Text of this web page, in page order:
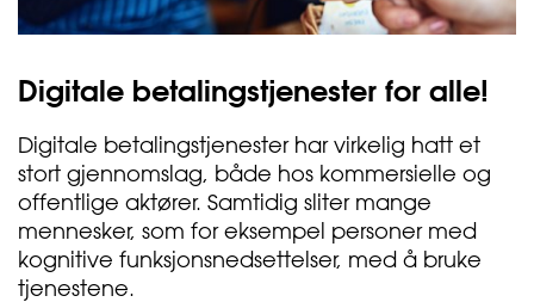
e
Digitale betalingstjenester for alle!
Digitale betalingstjenester har virkelig hatt et
stort gjennomslag, både hos kommersielle og
offentlige aktører. Samtidig sliter mange
mennesker, som for eksempel personer med
kognitive funksjonsnedsettelser, med å bruke
tjenestene.